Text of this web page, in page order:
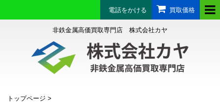
買取価格
電話をかける
非鉄金属高価買取専門店 株式会社カヤ
トップページ >